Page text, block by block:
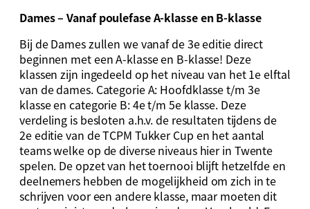
Dames – Vanaf poulefase A-klasse en B-klasse
Bij de Dames zullen we vanaf de 3e editie direct
beginnen met een A-klasse en B-klasse! Deze
klassen zijn ingedeeld op het niveau van het 1e elftal
van de dames. Categorie A: Hoofdklasse t/m 3e
klasse en categorie B: 4e t/m 5e klasse. Deze
verdeling is besloten a.h.v. de resultaten tijdens de
2e editie van de TCPM Tukker Cup en het aantal
teams welke op de diverse niveaus hier in Twente
spelen. De opzet van het toernooi blijft hetzelfde en
deelnemers hebben de mogelijkheid om zich in te
schrijven voor een andere klasse, maar moeten dit